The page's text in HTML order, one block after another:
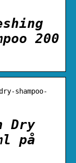
200
shampoo-
Dry
på